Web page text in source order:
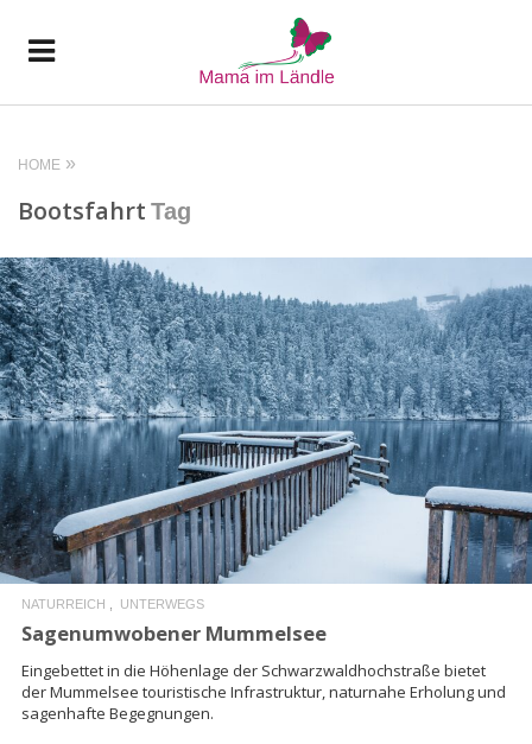
HOME
Bootsfahrt Tag
READ MORE
NATURREICH UNTERWEGS
Sagenumwobener Mummelsee
Eingebettet in die Höhenlage der Schwarzwaldhochstraße bietet
der Mummelsee touristische Infrastruktur, naturnahe Erholung und
sagenhafte Begegnungen.